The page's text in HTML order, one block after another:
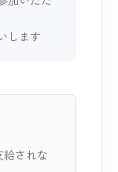
します
されな